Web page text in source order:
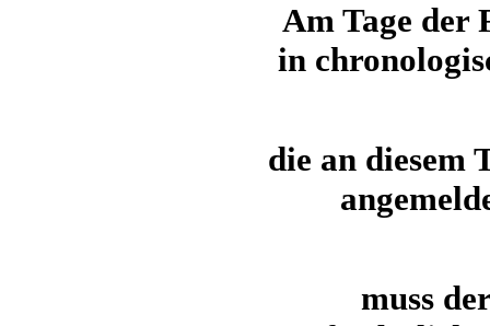
Am Tage der
in
die an diesem
muss